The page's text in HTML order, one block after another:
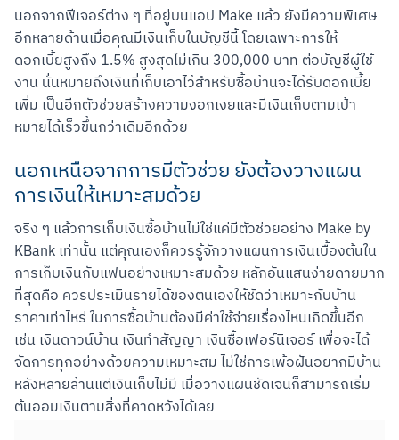
นอกจากฟีเจอร์ต่าง ๆ ที่อยู่บนแอป Make แล้ว ยังมีความพิเศษ
อีกหลายด้านเมื่อคุณมีเงินเก็บในบัญชีนี้ โดยเฉพาะการให้
ดอกเบี้ยสูงถึง 1.5% สูงสุดไม่เกิน 300,000 บาท ต่อบัญชีผู้ใช้
งาน นั่นหมายถึงเงินที่เก็บเอาไว้สำหรับซื้อบ้านจะได้รับดอกเบี้ย
เพิ่ม เป็นอีกตัวช่วยสร้างความงอกเงยและมีเงินเก็บตามเป้า
หมายได้เร็วขึ้นกว่าเดิมอีกด้วย
นอกเหนือจากการมีตัวช่วย ยังต้องวางแผน
การเงินให้เหมาะสมด้วย
จริง ๆ แล้วการเก็บเงินซื้อบ้านไม่ใช่แค่มีตัวช่วยอย่าง Make by
KBank เท่านั้น แต่คุณเองก็ควรรู้จักวางแผนการเงินเบื้องต้นใน
การเก็บเงินกับแฟนอย่างเหมาะสมด้วย หลักอันแสนง่ายดายมาก
ที่สุดคือ ควรประเมินรายได้ของตนเองให้ชัดว่าเหมาะกับบ้าน
ราคาเท่าไหร่ ในการซื้อบ้านต้องมีค่าใช้จ่ายเรื่องไหนเกิดขึ้นอีก
เช่น เงินดาวน์บ้าน เงินทำสัญญา เงินซื้อเฟอร์นิเจอร์ เพื่อจะได้
จัดการทุกอย่างด้วยความเหมาะสม ไม่ใช่การเพ้อฝันอยากมีบ้าน
หลังหลายล้านแต่เงินเก็บไม่มี เมื่อวางแผนชัดเจนก็สามารถเริ่ม
ต้นออมเงินตามสิ่งที่คาดหวังได้เลย